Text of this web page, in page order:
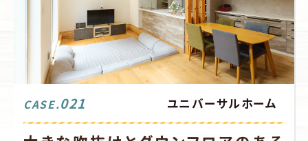
CASE.021 ユニバーサルホーム